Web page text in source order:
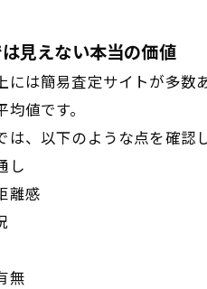
見えない本当の価値
には簡易査定サイトが多数
値です。
は、以下のような点を確認
し
離感
無